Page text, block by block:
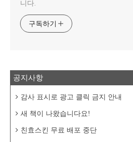
니다.
구독하기
공지사항
감사 표시로 광고 클릭 금지 안내
새 책이 나왔습니다요!
친효스킨 무료 배포 중단